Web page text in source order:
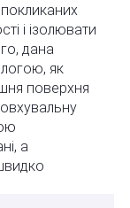
і ізолювати
дана
як
поверхня
а